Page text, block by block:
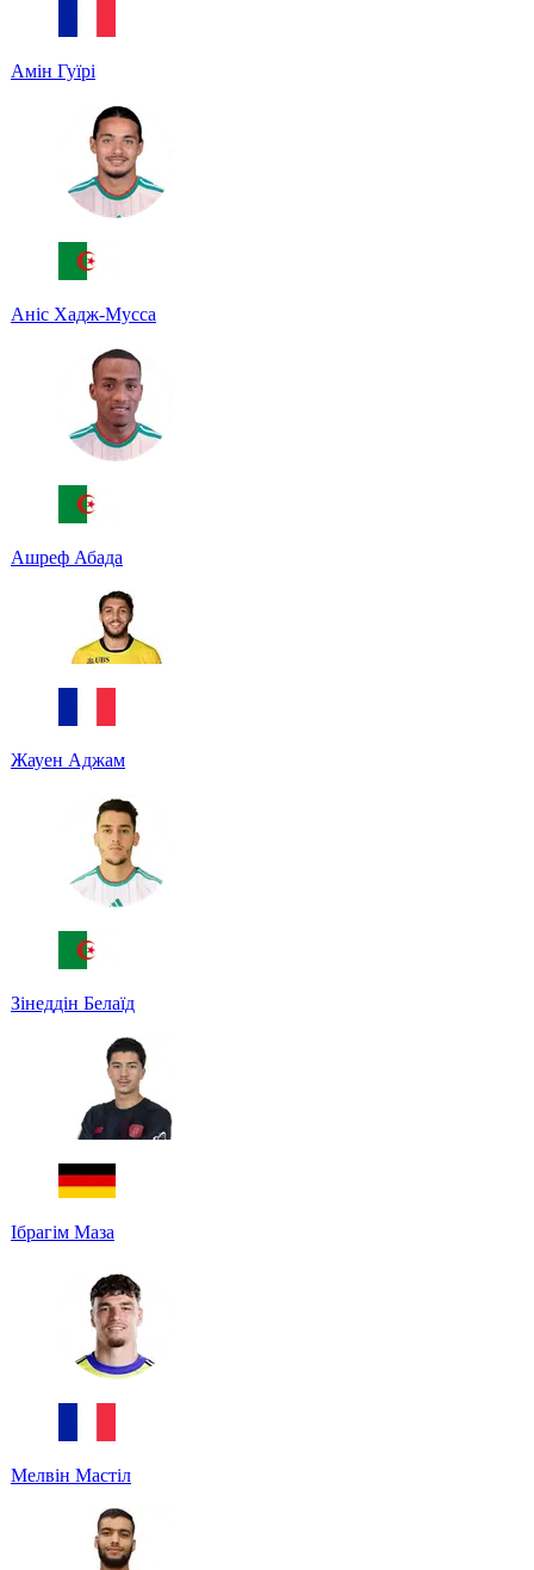
Амін Гуїрі
Аніс Хадж-Мусса
Ашреф Абада
Жауен Аджам
Зінеддін Белаїд
Ібрагім Маза
Мелвін Мастіл